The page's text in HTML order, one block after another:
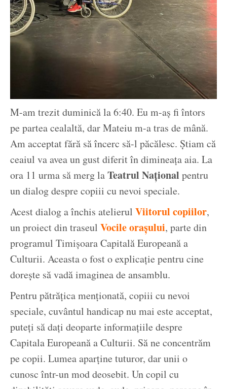
M-am trezit duminică la 6:40. Eu m-aș fi întors
pe partea cealaltă, dar Mateiu m-a tras de mână.
Am acceptat fără să încerc să-l păcălesc. Știam că
ceaiul va avea un gust diferit în dimineața aia. La
ora 11 urma să merg laTeatrul Național pentru
un dialog despre copiii cu nevoi speciale.
Acest dialog a închis atelierul Viitorul copiilor,
un proiect din traseul Vocile orașului, parte din
programul Timișoara Capitală Europeană a
Culturii. Aceasta o fost o explicație pentru cine
dorește să vadă imaginea de ansamblu.
Pentru pătrățica menționată, copiii cu nevoi
speciale, cuvântul handicap nu mai este acceptat,
puteți să dați deoparte informațiile despre
Capitala Europeană a Culturii. Să ne concentrăm
pe copii. Lumea aparține tuturor, dar unii o
cunosc într-un mod deosebit. Un copil cu